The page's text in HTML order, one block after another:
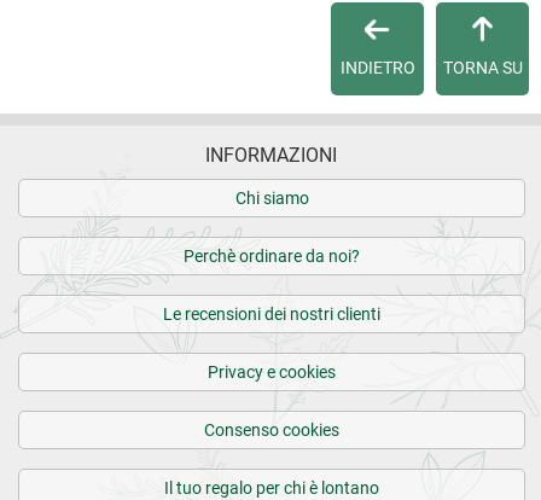
Condizioni di vendita
TORNA SU
INDIETRO
INFORMAZIONI
Chi siamo
Perchè ordinare da noi?
Le recensioni dei nostri clienti
Privacy e cookies
Consenso cookies
Il tuo regalo per chi è lontano